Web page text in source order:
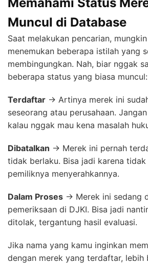
Memahami Status
Muncul di Database
Saat melakukan pencarian,
menemukan beberapa istilah yang
membingungkan. Nah, biar nggak
beberapa status yang biasa muncul:
Terdaftar → Artinya merek ini
seseorang atau perusahaan.
kalau nggak mau kena masalah
Dibatalkan → Merek ini pernah
tidak berlaku. Bisa jadi karena
pemiliknya menyerahkannya.
Dalam Proses → Merek ini sedang
pemeriksaan di DJKI. Bisa jadi
ditolak, tergantung hasil evaluasi.
Jika nama yang kamu inginkan
dengan merek yang terdaftar,